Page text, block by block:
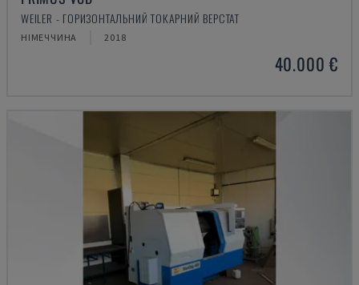
WEILER - ГОРИЗОНТАЛЬНИЙ ТОКАРНИЙ ВЕРСТАТ
НІМЕЧЧИНА 2018
40.000 €